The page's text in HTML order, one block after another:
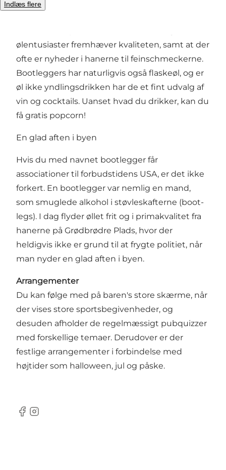
Indlæs flere
Bootleggers er et koncept, hvor den gode øl
ølentusiaster fremhæver kvaliteten, samt at der
ofte er nyheder i hanerne til feinschmeckerne.
Bootleggers har naturligvis også flaskeøl, og er
øl ikke yndlingsdrikken har de et fint udvalg af
vin og cocktails. Uanset hvad du drikker, kan du
få gratis popcorn!
En glad aften i byen
Hvis du med navnet bootlegger får
associationer til forbudstidens USA, er det ikke
forkert. En bootlegger var nemlig en mand,
som smuglede alkohol i støvleskafterne (boot-
legs). I dag flyder øllet frit og i primakvalitet fra
hanerne på Grødbrødre Plads, hvor der
heldigvis ikke er grund til at frygte politiet, når
man nyder en glad aften i byen.
Arrangementer
Du kan følge med på baren's store skærme, når
der vises store sportsbegivenheder, og
desuden afholder de regelmæssigt pubquizzer
med forskellige temaer. Derudover er der
festlige arrangementer i forbindelse med
højtider som halloween, jul og påske.
Facebook
Instagram